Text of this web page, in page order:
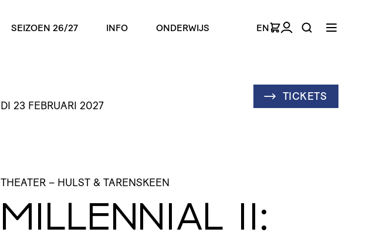
SEIZOEN 26/27 INFO ONDERWIJS EN
TICKETS
DI 23 FEBRUARI 2027
THEATER – HULST & TARENSKEEN
MILLENNIAL II: